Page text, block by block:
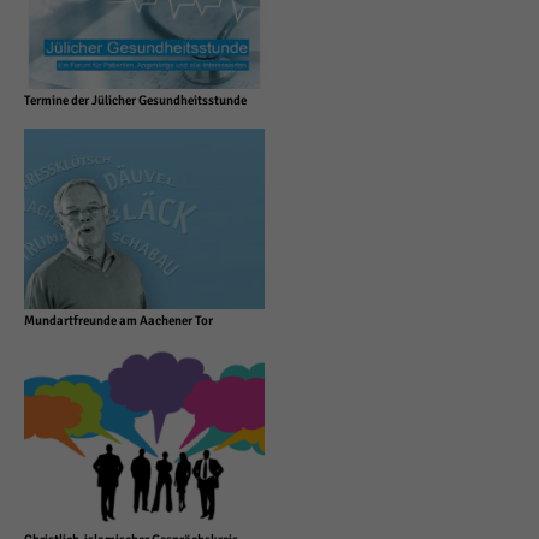
Termine der Jülicher Gesundheitsstunde
Mundartfreunde am Aachener Tor